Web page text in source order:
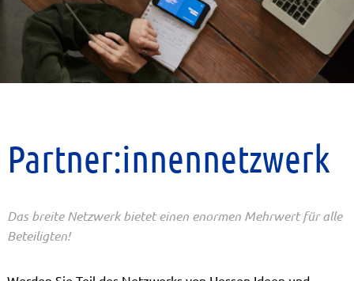
Partner:innennetzwerk
Das breite Netzwerk bietet einen enormen Mehrwert für alle
Beteiligten!